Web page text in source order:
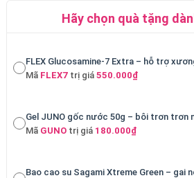
Hãy chọn quà tặng
FLEX Glucosamine-7 Extra – hỗ trợ
Mã FLEX7trị giá 550.000₫
Gel JUNO gốc nước 50g – bôi trơn trơn
Mã GUNOtrị giá 180.000₫
Bao cao su Sagami Xtreme Green – gai